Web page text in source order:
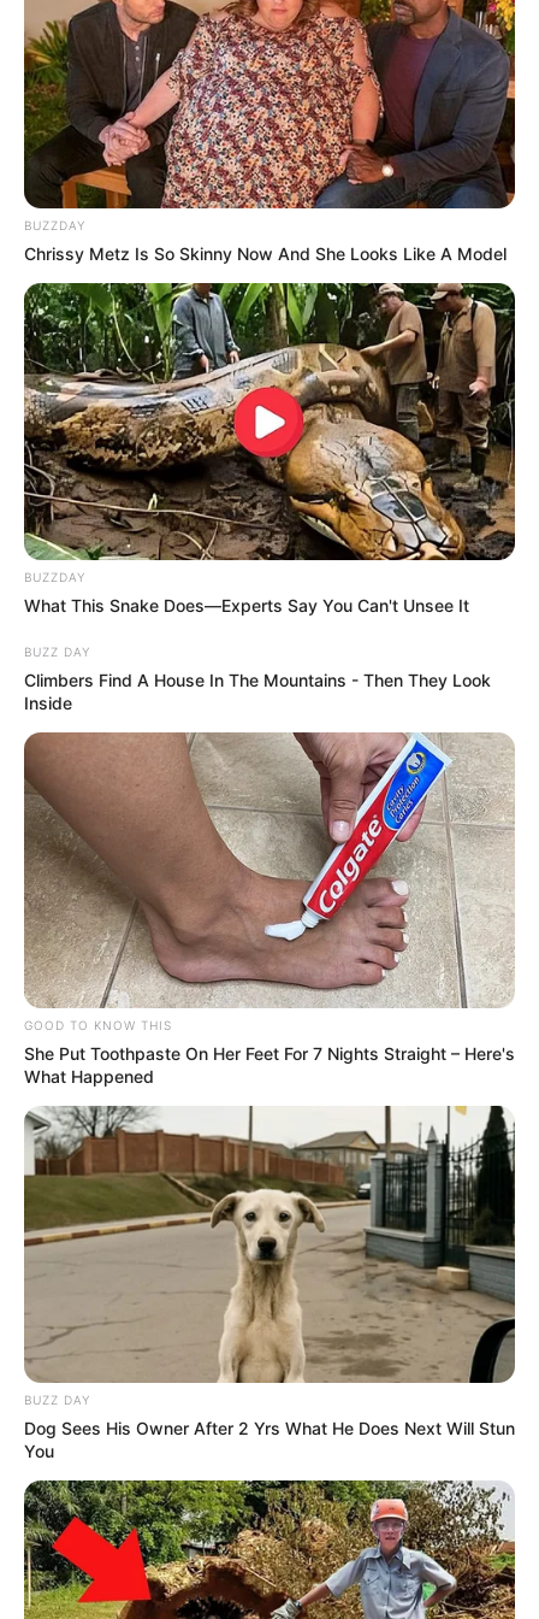
BUZZDAY
Chrissy Metz Is So Skinny Now And She Looks Like A Model
BUZZDAY
What This Snake Does—Experts Say You Can't Unsee It
BUZZ DAY
Climbers Find A House In The Mountains - Then They Look
Inside
GOOD TO KNOW THIS
She Put Toothpaste On Her Feet For 7 Nights Straight – Here's
What Happened
BUZZ DAY
Dog Sees His Owner After 2 Yrs What He Does Next Will Stun
You